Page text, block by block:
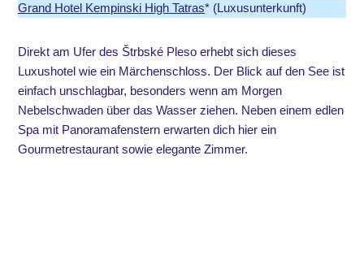
Grand Hotel Kempinski High Tatras* (Luxusunterkunft)
Direkt am Ufer des Štrbské Pleso erhebt sich dieses
Luxushotel wie ein Märchenschloss. Der Blick auf den See ist
einfach unschlagbar, besonders wenn am Morgen
Nebelschwaden über das Wasser ziehen. Neben einem edlen
Spa mit Panoramafenstern erwarten dich hier ein
Gourmetrestaurant sowie elegante Zimmer.